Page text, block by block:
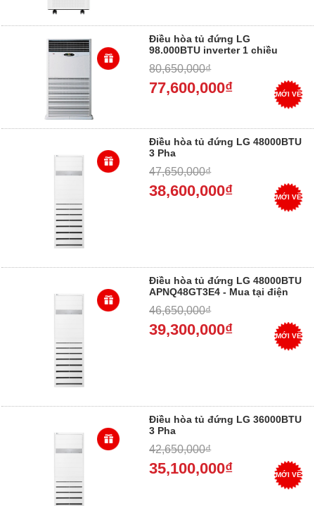
Điều hòa tủ đứng LG
98.000BTU inverter 1 chiều
Mua tại điện máy Dung Vượng -
Trả góp 0%
80,650,000₫
77,600,000₫ MỚI VỀ
Điều hòa tủ đứng LG 48000BTU
3 Pha
Mua tại điện máy Dung Vượng -
Trả góp 0%
47,650,000₫
38,600,000₫ MỚI VỀ
Điều hòa tủ đứng LG 48000BTU
APNQ48GT3E4 - Mua tại điện
46,650,000₫
39,300,000₫ MỚI VỀ
Điều hòa tủ đứng LG 36000BTU
3 Pha
Mua tại điện máy Dung Vượng -
Trả góp 0%
42,650,000₫
35,100,000₫ MỚI VỀ